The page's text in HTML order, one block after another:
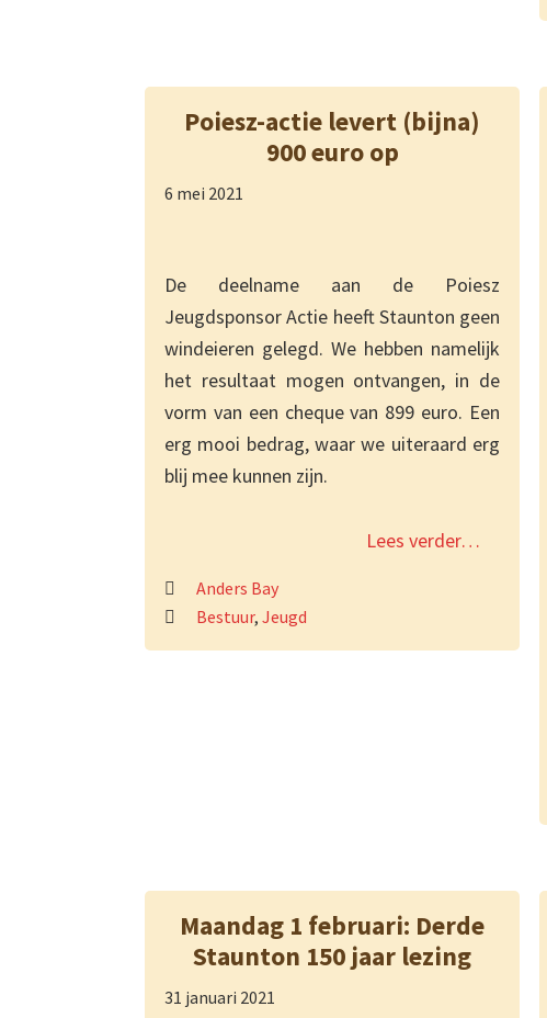
Poiesz-actie levert (bijna)
900 euro op
6 mei 2021
De deelname aan de Poiesz
Jeugdsponsor Actie heeft Staunton geen
windeieren gelegd. We hebben namelijk
het resultaat mogen ontvangen, in de
vorm van een cheque van 899 euro. Een
erg mooi bedrag, waar we uiteraard erg
blij mee kunnen zijn.
Lees verder…
Anders Bay
Bestuur, Jeugd
Maandag 1 februari: Derde
Staunton 150 jaar lezing
31 januari 2021